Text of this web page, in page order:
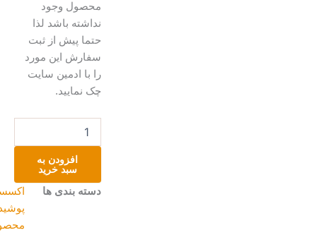
محصول وجود
نداشته باشد لذا
حتما پیش از ثبت
سفارش این مورد
را با ادمین سایت
چک نمایید.
افزودن به
سبد خرید
دسته بندی ها
اکسسوری,
پوشیدنی,
محصولات